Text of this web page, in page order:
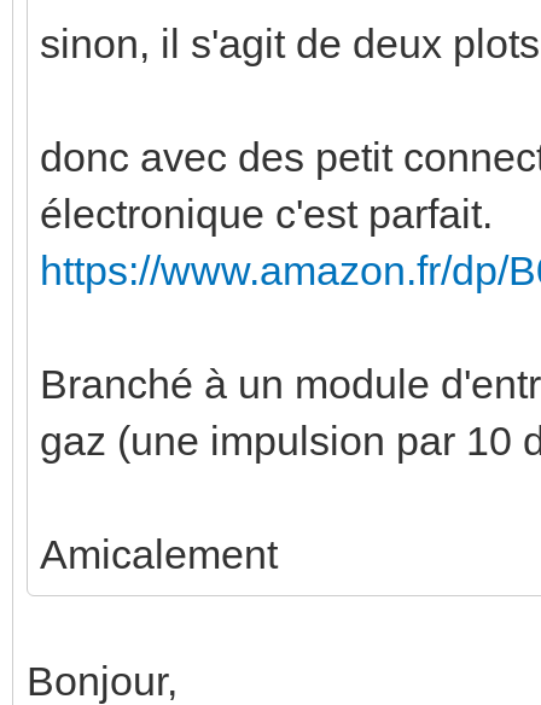
sinon, il s'agit de deux
donc avec des petit
électronique c'est parfait.
https://www.amazon.fr/dp/
Branché à un module
gaz (une impulsion par 10
Amicalement
Bonjour,